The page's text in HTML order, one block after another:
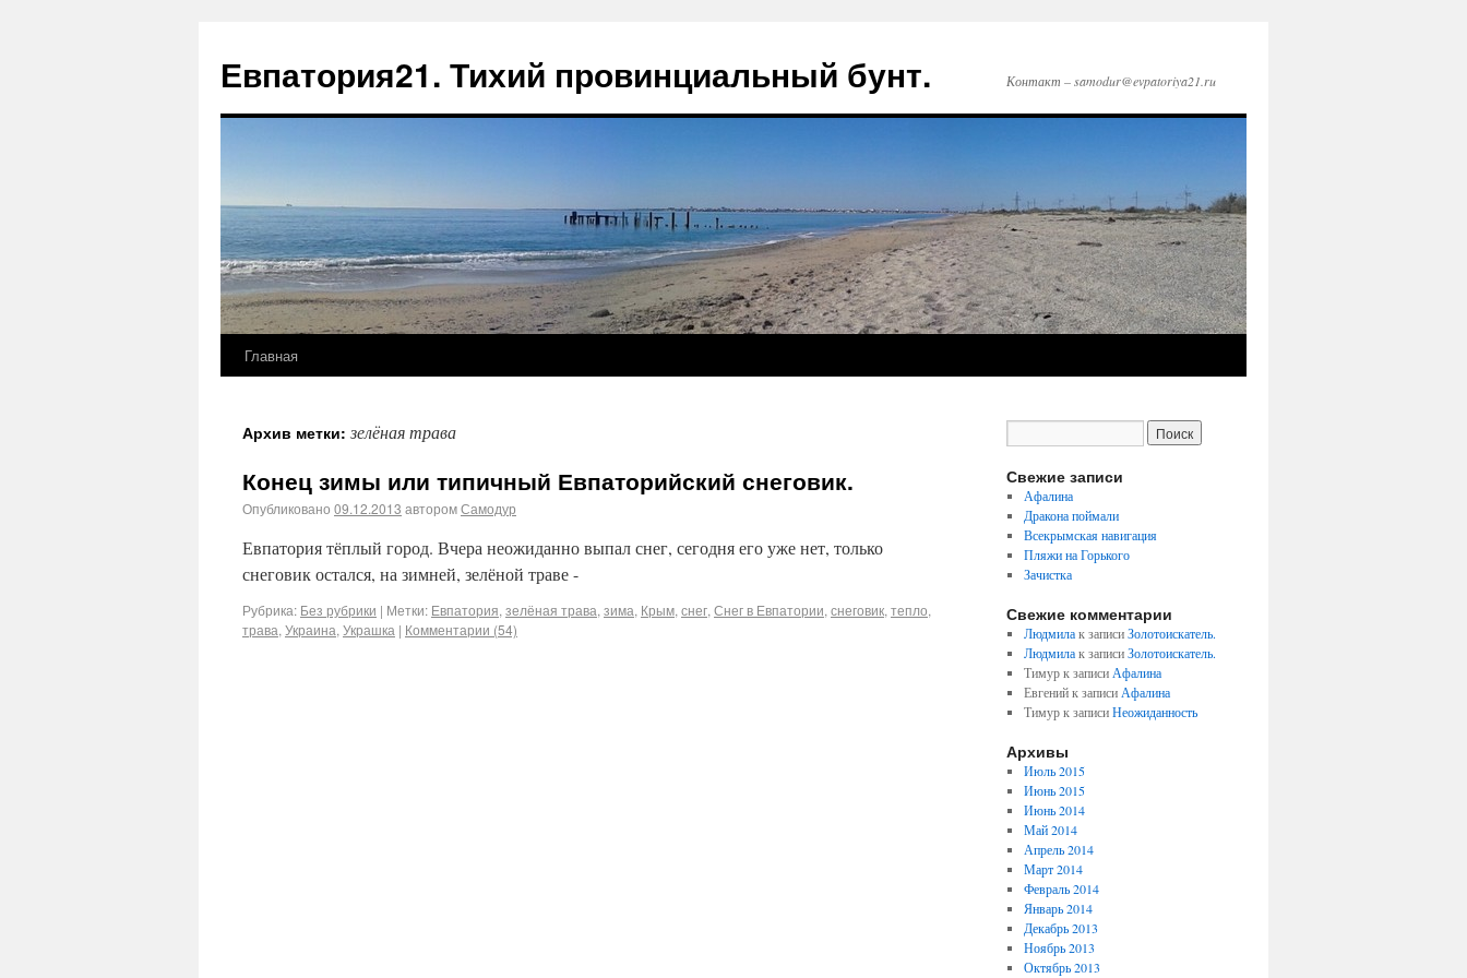
Евпатория21. Тихий провинциальный бунт. Контакт – samodur@evpatoriya21.ru
Главная
Архив метки: зелёная трава
Конец зимы или типичный Евпаторийский снеговик.
Опубликовано 09.12.2013 авторомСамодур
Евпатория тёплый город. Вчера неожиданно выпал снег, сегодня его уже нет, только
снеговик остался, на зимней, зелёной траве -
Рубрика: Без рубрики | Метки: Евпатория, зелёная трава, зима, Крым, снег, Снег в Евпатории, снеговик, тепло,
трава, Украина, Украшка | Комментарии (54)
Свежие записи
Афалина
Дракона поймали
Всекрымская навигация
Пляжи на Горького
Зачистка
Свежие комментарии
Людмилак записиЗолотоискатель.
Людмилак записиЗолотоискатель.
Тимур к записи Афалина
Евгений к записи Афалина
Тимур к записиНеожиданность
Архивы
Июль 2015
Июнь 2015
Июнь 2014
Май 2014
Апрель 2014
Март 2014
Февраль 2014
Январь 2014
Декабрь 2013
Ноябрь 2013
Октябрь 2013